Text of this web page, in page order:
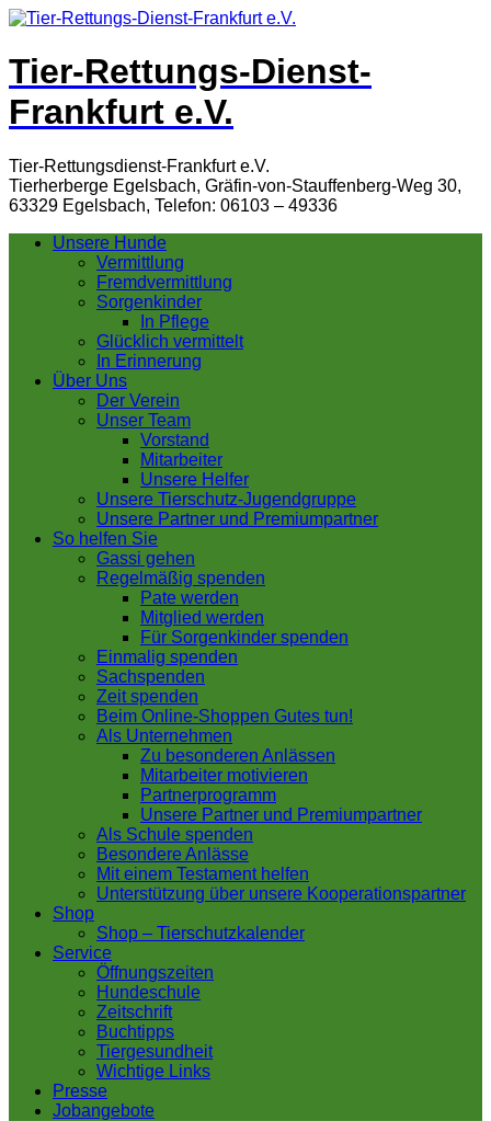
Tier-Rettungs-Dienst-
Frankfurt e.V.
Tier-Rettungsdienst-Frankfurt e.V.
Tierherberge Egelsbach, Gräfin-von-Stauffenberg-Weg 30,
63329 Egelsbach, Telefon: 06103 – 49336
Unsere Hunde
Vermittlung
Fremdvermittlung
Sorgenkinder
In Pflege
Glücklich vermittelt
In Erinnerung
Über Uns
Der Verein
Unser Team
Vorstand
Mitarbeiter
Unsere Helfer
Unsere Tierschutz-Jugendgruppe
Unsere Partner und Premiumpartner
So helfen Sie
Gassi gehen
Regelmäßig spenden
Pate werden
Mitglied werden
Für Sorgenkinder spenden
Einmalig spenden
Sachspenden
Zeit spenden
Beim Online-Shoppen Gutes tun!
Als Unternehmen
Zu besonderen Anlässen
Mitarbeiter motivieren
Partnerprogramm
Unsere Partner und Premiumpartner
Als Schule spenden
Besondere Anlässe
Mit einem Testament helfen
Unterstützung über unsere Kooperationspartner
Shop
Shop – Tierschutzkalender
Service
Öffnungszeiten
Hundeschule
Zeitschrift
Buchtipps
Tiergesundheit
Wichtige Links
Presse
Jobangebote